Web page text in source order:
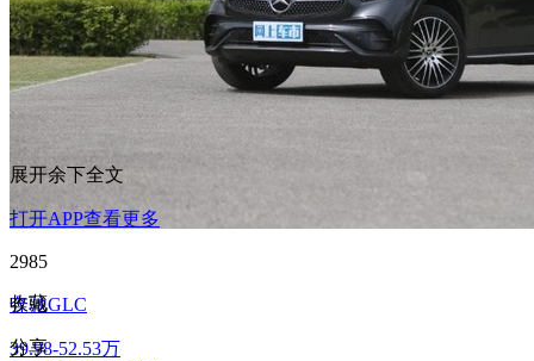
奔驰GLC
39.98-52.53万
展开余下全文
打开APP查看更多
2985
收藏
分享